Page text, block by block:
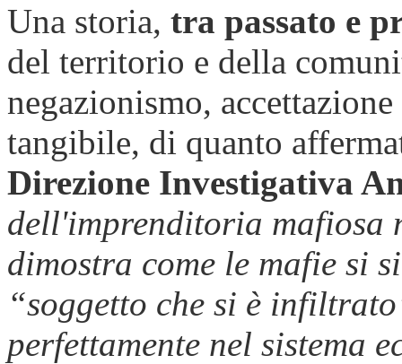
Una storia, tra passato e
del territorio e della
negazionismo,
tangibile, di quanto
Direzione Investigativa
dell'imprenditoria mafiosa
dimostra come le mafie si
“soggetto che si è
perfettamente nel sistema